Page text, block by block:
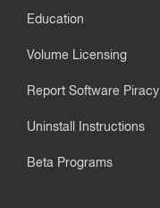
Education
Volume Licensing
Report Software Piracy
Uninstall Instructions
Beta Programs